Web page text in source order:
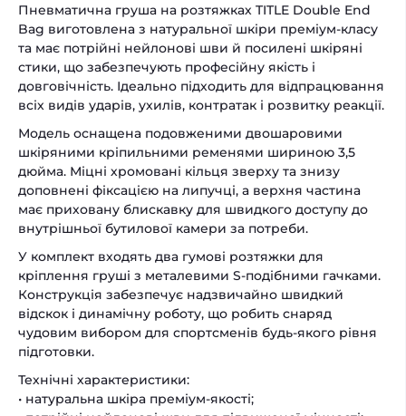
Пневматична груша на розтяжках TITLE Double End
Bag виготовлена з натуральної шкіри преміум-класу
та має потрійні нейлонові шви й посилені шкіряні
стики, що забезпечують професійну якість і
довговічність. Ідеально підходить для відпрацювання
всіх видів ударів, ухилів, контратак і розвитку реакції.
Модель оснащена подовженими двошаровими
шкіряними кріпильними ременями шириною 3,5
дюйма. Міцні хромовані кільця зверху та знизу
доповнені фіксацією на липучці, а верхня частина
має приховану блискавку для швидкого доступу до
внутрішньої бутилової камери за потреби.
У комплект входять два гумові розтяжки для
кріплення груші з металевими S-подібними гачками.
Конструкція забезпечує надзвичайно швидкий
відскок і динамічну роботу, що робить снаряд
чудовим вибором для спортсменів будь-якого рівня
підготовки.
Технічні характеристики:
• натуральна шкіра преміум-якості;